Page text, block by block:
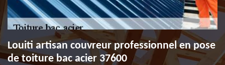
Louiti artisan couvreur professionnel en pose
de toiture bac acier 37600